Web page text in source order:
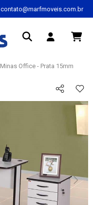
contato@marfmoveis.com.br
Minas Office - Prata 15mm